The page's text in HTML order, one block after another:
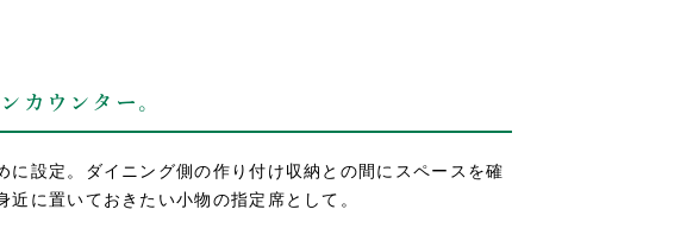
カウンター。
に設定。ダイニング側の作り付け収納との間にスペースを確
に置いておきたい小物の指定席として。